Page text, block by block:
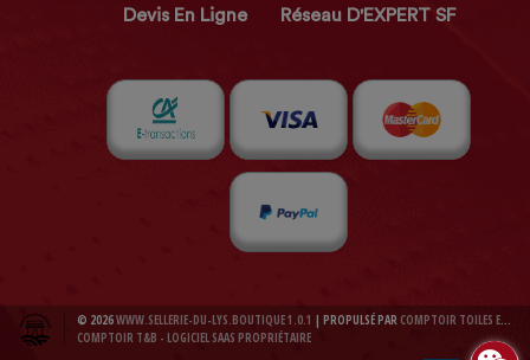
Devis En Ligne Réseau D'EXPERT SF
© 2026WWW.SELLERIE-DU-LYS.BOUTIQUE 1.0.1 | PROPULSÉ PAR COMPTOIR TOILES ET BACHES 1.0.1
COMPTOIR T&B - LOGICIEL SAAS PROPRIÉTAIRE